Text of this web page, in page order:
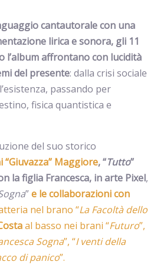
cantautorale con una
lirica e sonora, gli 11
l’album affrontano con lucidità
del presente: dalla crisi sociale
passando per
fisica quantistica e
del suo storico
“Giuvazza” Maggiore, “Tutto”
la figlia Francesca, in arte Pixel,
”e le collaborazioni con
nel brano “La Facoltà dello
al basso nei brani “Futuro”,
Sogna”, “I venti della
di panico”.